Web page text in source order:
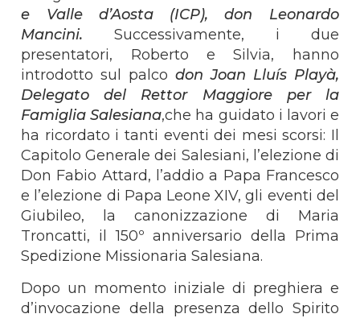
e Valle d’Aosta (ICP), don Leonardo
Mancini. Successivamente, i due
presentatori, Roberto e Silvia, hanno
introdotto sul palco don Joan Lluís Playà,
Delegato del Rettor Maggiore per la
Famiglia Salesiana,che ha guidato i lavori e
ha ricordato i tanti eventi dei mesi scorsi: Il
Capitolo Generale dei Salesiani, l’elezione di
Don Fabio Attard, l’addio a Papa Francesco
e l’elezione di Papa Leone XIV, gli eventi del
Giubileo, la canonizzazione di Maria
Troncatti, il 150º anniversario della Prima
Spedizione Missionaria Salesiana.
Dopo un momento iniziale di preghiera e
d’invocazione della presenza dello Spirito